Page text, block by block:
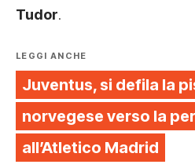
Tudor.
LEGGI ANCHE
Juventus, si defila la
norvegese verso la
all’Atletico Madrid